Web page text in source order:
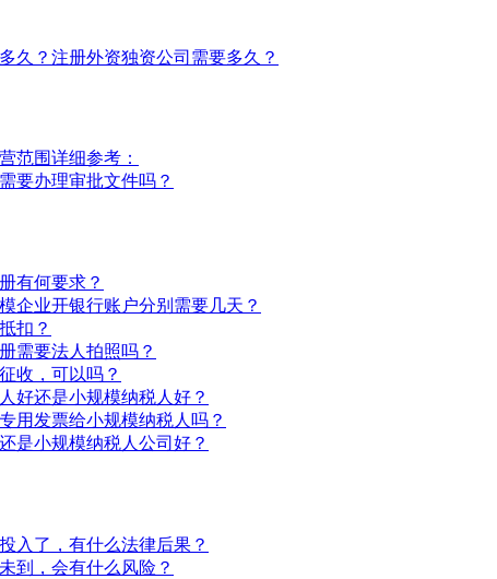
久？注册外资独资公司需要多久？
范围详细参考：
要办理审批文件吗？
有何要求？
企业开银行账户分别需要几天？
扣？
需要法人拍照吗？
收，可以吗？
好还是小规模纳税人好？
用发票给小规模纳税人吗？
是小规模纳税人公司好？
入了，有什么法律后果？
到，会有什么风险？